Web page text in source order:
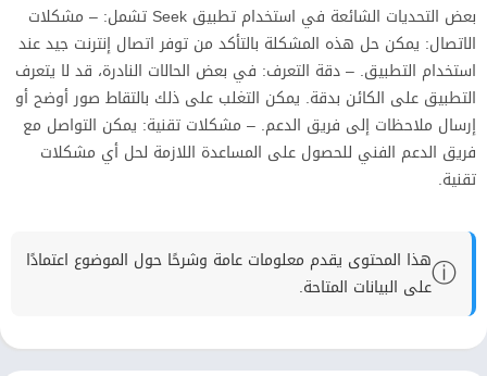
بعض التحديات الشائعة في استخدام تطبيق Seek تشمل: – مشكلات
الاتصال: يمكن حل هذه المشكلة بالتأكد من توفر اتصال إنترنت جيد عند
استخدام التطبيق. – دقة التعرف: في بعض الحالات النادرة، قد لا يتعرف
التطبيق على الكائن بدقة. يمكن التغلب على ذلك بالتقاط صور أوضح أو
إرسال ملاحظات إلى فريق الدعم. – مشكلات تقنية: يمكن التواصل مع
فريق الدعم الفني للحصول على المساعدة اللازمة لحل أي مشكلات
تقنية.
ⓘهذا المحتوى يقدم معلومات عامة وشرحًا حول الموضوع اعتمادًا
على البيانات المتاحة.